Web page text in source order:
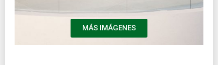
MÁS IMÁGENES